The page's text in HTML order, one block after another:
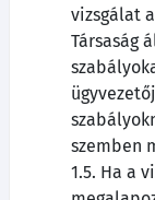
vizsgálat
Társaság
szemben
1.5. Ha a